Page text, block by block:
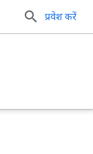
प्रवेश करें